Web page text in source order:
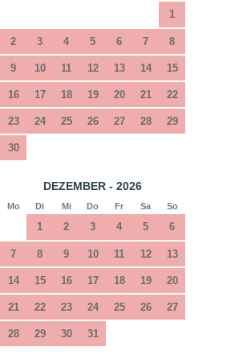
1
2 3 4 5 6 7 8
9 10 11 12 13 14 15
16 17 18 19 20 21 22
23 24 25 26 27 28 29
30
DEZEMBER - 2026
Mo Di Mi Do Fr Sa So
1 2 3 4 5 6
7 8 9 10 11 12 13
14 15 16 17 18 19 20
21 22 23 24 25 26 27
28 29 30 31